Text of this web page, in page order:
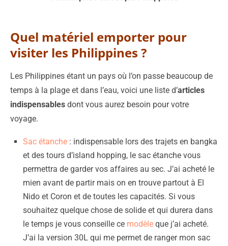
Quel matériel emporter pour
visiter les Philippines ?
Les Philippines étant un pays où l’on passe beaucoup de
temps à la plage et dans l’eau, voici une liste d’articles
indispensables dont vous aurez besoin pour votre
voyage.
Sac étanche : indispensable lors des trajets en bangka
et des tours d’island hopping, le sac étanche vous
permettra de garder vos affaires au sec. J’ai acheté le
mien avant de partir mais on en trouve partout à El
Nido et Coron et de toutes les capacités. Si vous
souhaitez quelque chose de solide et qui durera dans
le temps je vous conseille ce modèle que j’ai acheté.
J’ai la version 30L qui me permet de ranger mon sac